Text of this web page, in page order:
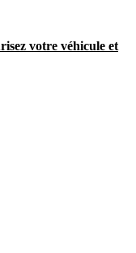
votre véhicule et